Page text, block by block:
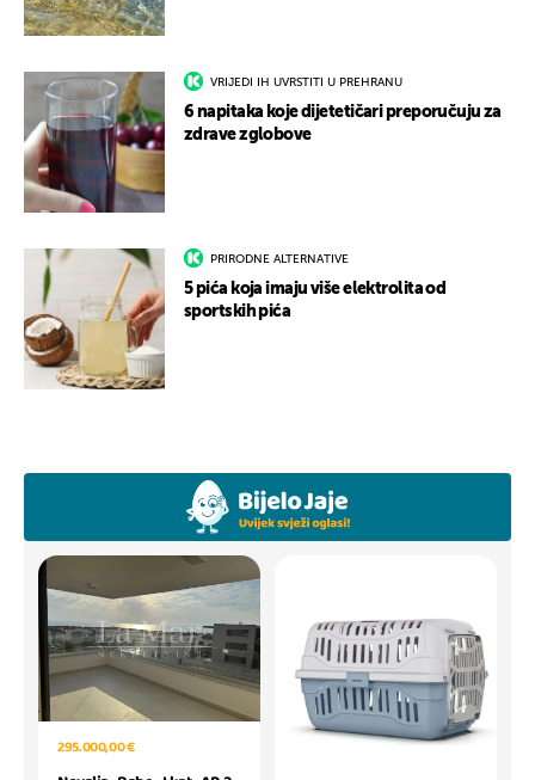
VRIJEDI IH UVRSTITI U PREHRANU
6 napitaka koje dijetetičari preporučuju za
zdrave zglobove
PRIRODNE ALTERNATIVE
5 pića koja imaju više elektrolita od
sportskih pića
295.000,00 €